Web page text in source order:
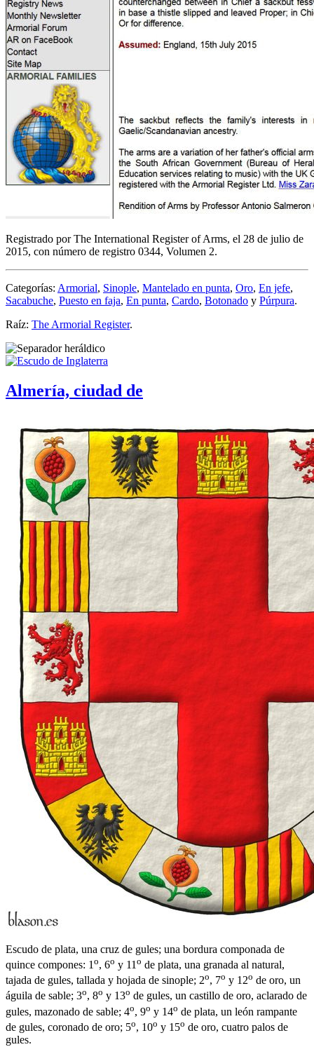
Registrado por The International Register of Arms, el 28 de julio de
2015, con número de registro 0344, Volumen 2.
Categorías: Armorial, Sinople, Mantelado en punta, Oro, En jefe,
Sacabuche, Puesto en faja, En punta, Cardo, Botonado y Púrpura.
Raíz: The Armorial Register.
Almería, ciudad de
Escudo de plata, una cruz de gules; una bordura componada de
quince compones: 1 o, 6o y 11 o de plata, una granada al natural,
tajada de gules, tallada y hojada de sinople; 2o, 7o y 12o de oro, un
águila de sable; 3o, 8o y 13o de gules, un castillo de oro, aclarado de
gules, mazonado de sable; 4o, 9o y 14o de plata, un león rampante
de gules, coronado de oro; 5o, 10o y 15o de oro, cuatro palos de
gules.